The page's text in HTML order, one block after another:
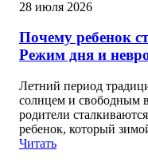
28 июля 2026
Почему ребенок
Режим дня и
Летний период
солнцем и свободным
родители
ребенок, который
Читать